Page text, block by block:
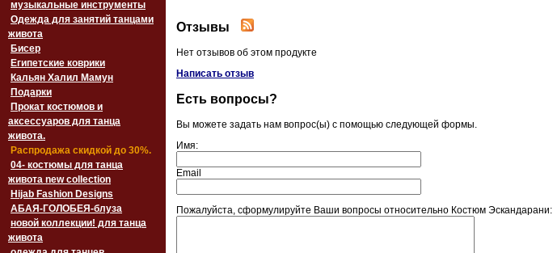
музыкальные инструменты
Одежда для занятий танцами
живота
Бисер
Египетские коврики
Кальян Халил Мамун
Подарки
Прокат костюмов и
аксессуаров для танца
живота.
Распродажа скидкой до 30%.
04- костюмы для танца
живота new collection
Hijab Fashion Designs
АБАЯ-ГОЛОБЕЯ-блуза
новой коллекции! для танца
живота
Отзывы
Нет отзывов об этом продукте
Написать отзыв
Есть вопросы?
Вы можете задать нам вопрос(ы) с помощью следующей формы.
Имя:
Email
Пожалуйста, сформулируйте Ваши вопросы относительно Костюм Эскандарани: